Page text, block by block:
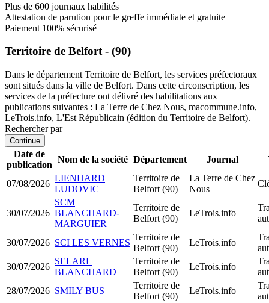
Plus de 600 journaux habilités
Attestation de parution pour le greffe immédiate et gratuite
Paiement 100% sécurisé
Territoire de Belfort - (90)
Dans le département Territoire de Belfort, les services préfectoraux
sont situés dans la ville de Belfort. Dans cette circonscription, les
services de la préfecture ont délivré des habilitations aux
publications suivantes : La Terre de Chez Nous, macommune.info,
LeTrois.info, L'Est Républicain (édition du Territoire de Belfort).
Rechercher par
Continue
Date de
publication
Nom de la société Département Journal
07/08/2026
LIENHARD
LUDOVIC
Territoire de
Belfort (90)
La Terre de Chez
Nous
30/07/2026
SCM
BLANCHARD-
MARGUIER
Territoire de
Belfort (90)
LeTrois.info
30/07/2026 SCI LES VERNES
Territoire de
Belfort (90)
LeTrois.info
30/07/2026
SELARL
BLANCHARD
Territoire de
Belfort (90)
LeTrois.info
28/07/2026 SMILY BUS
Territoire de
Belfort (90)
LeTrois.info